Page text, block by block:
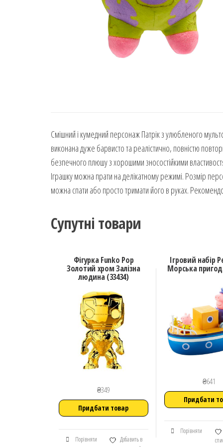
Смішний і кумедний персонаж Патрік з улюбленого
виконана дуже барвисто та реалістично, повністю
безпечного плюшу з хорошими зносостійкими
Іграшку можна прати на делікатному режимі. Розмір
можна спати або просто тримати його в руках.
Супутні товари
Фігурка Funko Pop
Золотий хром Залізна
людина (33434)
₴349
Придбати товар
Порівняти
Добавить в
Ігровий набір
Морська
₴641
Придбати
Порівняти